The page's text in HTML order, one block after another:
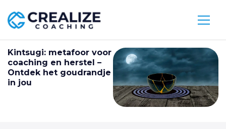
Kintsugi: metafoor voor
coaching en herstel –
Ontdek het goudrandje
in jou